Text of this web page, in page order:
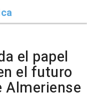
el papel
el futuro